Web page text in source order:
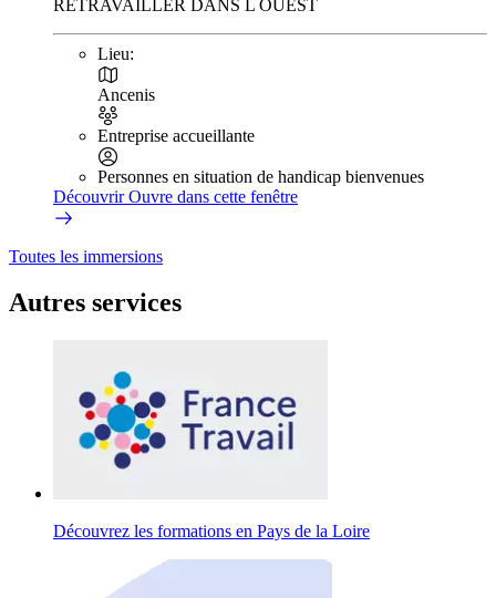
RETRAVAILLER DANS L OUEST
Lieu:
Ancenis
Entreprise accueillante
Personnes en situation de handicap bienvenues
DécouvrirOuvre dans cette fenêtre
Toutes les immersions
Autres services
Découvrez les formations en Pays de la Loire